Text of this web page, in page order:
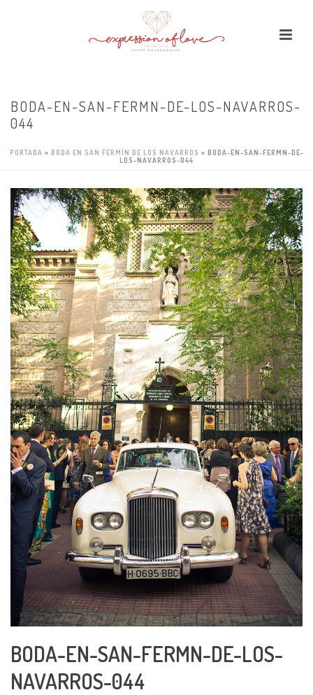
BODA-EN-SAN-FERMN-DE-LOS-NAVARROS-
044
PORTADA » BODA EN SAN FERMÍN DE LOS NAVARROS » BODA-EN-SAN-FERMN-DE-
LOS-NAVARROS-044
BODA-EN-SAN-FERMN-DE-LOS-
NAVARROS-044